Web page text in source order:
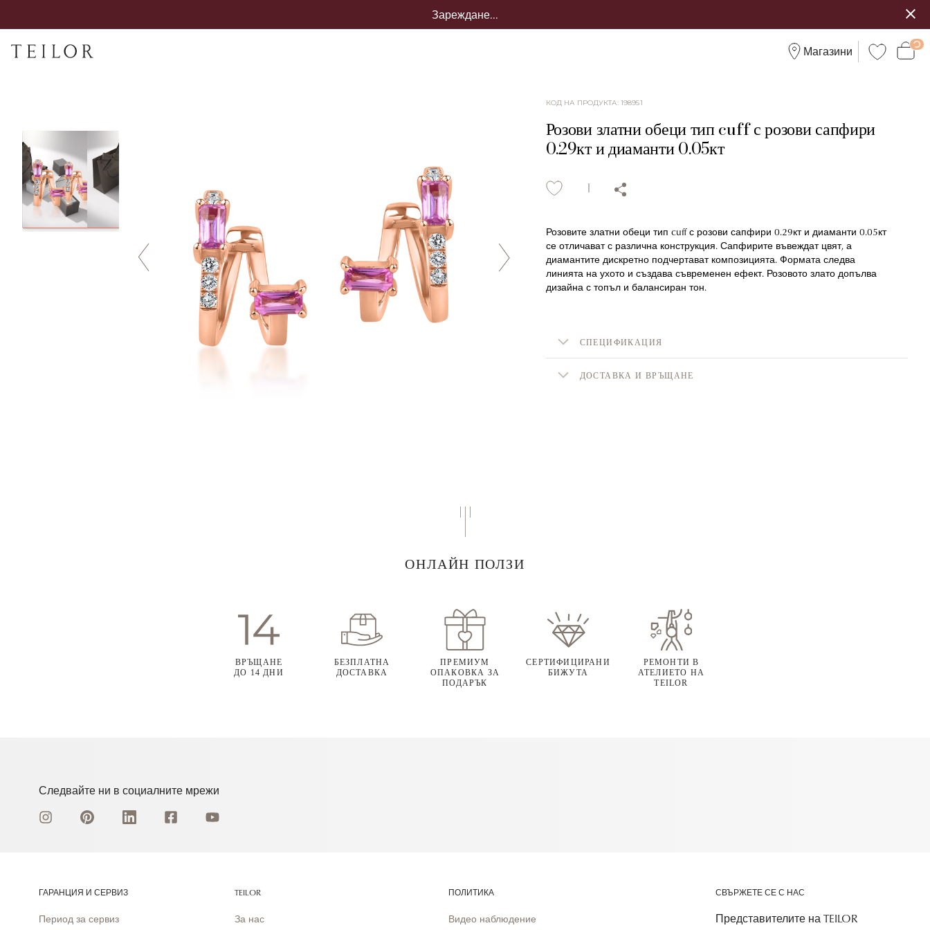
Зареждане...
Магазини
КОД НА ПРОДУКТА: 198951
Розови златни обеци тип cuff с розови сапфири
0.29кт и диаманти 0.05кт
Розовите златни обеци тип cuff с розови сапфири 0.29кт и диаманти 0.05кт
се отличават с различна конструкция. Сапфирите въвеждат цвят, а
диамантите дискретно подчертават композицията. Формата следва
линията на ухото и създава съвременен ефект. Розовото злато допълва
дизайна с топъл и балансиран тон.
СПЕЦИФИКАЦИЯ
ДОСТАВКА И ВРЪЩАНЕ
ОНЛАЙН ПОЛЗИ
ВРЪЩАНЕ
ДО 14 ДНИ
БЕЗПЛАТНА
ДОСТАВКА
ПРЕМИУМ
ОПАКОВКА ЗА
ПОДАРЪК
СЕРТИФИЦИРАНИ
БИЖУТА
РЕМОНТИ В
АТЕЛИЕТО НА
TEILOR
Следвайте ни в социалните мрежи
ГАРАНЦИЯ И СЕРВИЗ
Период за сервиз
TEILOR
За нас
ПОЛИТИКА
Видео наблюдение
СВЪРЖЕТЕ СЕ С НАС
Представителите на TEILOR